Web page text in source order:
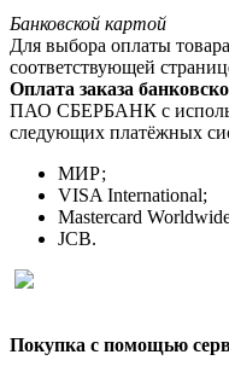
Банковской картой
Для выбора оплаты
соответствующей
Оплата заказа
ПАО СБЕРБАНК с
следующих платёжных
МИР;
VISA International;
Mastercard
JCB.
Покупка с помощью